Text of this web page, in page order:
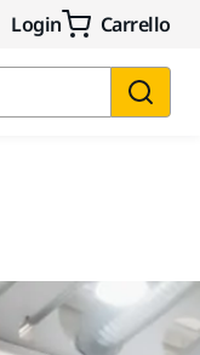
Login Carrello